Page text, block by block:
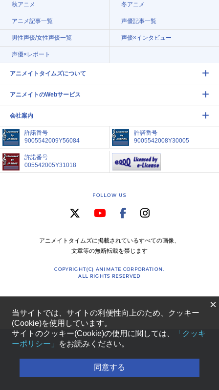
秋アニメ 冬アニメ
アニメ記事一覧 声優記事一覧
男性声優/女性声優一覧 声優×インタビュー
声優×レポート
アニメイトタイムズについて
アニメイトのWebサービス
会社案内
許諾番号
9005542009Y56084
許諾番号
9005542008Y30005
許諾番号
005542005Y31018
FOLLOW US
アニメイトタイムズに掲載されているすべての画像、
文章等の無断転載を禁じます
COPYRIGHT(C) ANIMATE CORPORATION.
ALL RIGHTS RESERVED
×
当サイトでは、サイトの利便性向上のため、クッキー
(Cookie)を使用しています。
サイトのクッキー(Cookie)の使用に関しては、
「クッキ
ーポリシー」
をお読みください。
同意する